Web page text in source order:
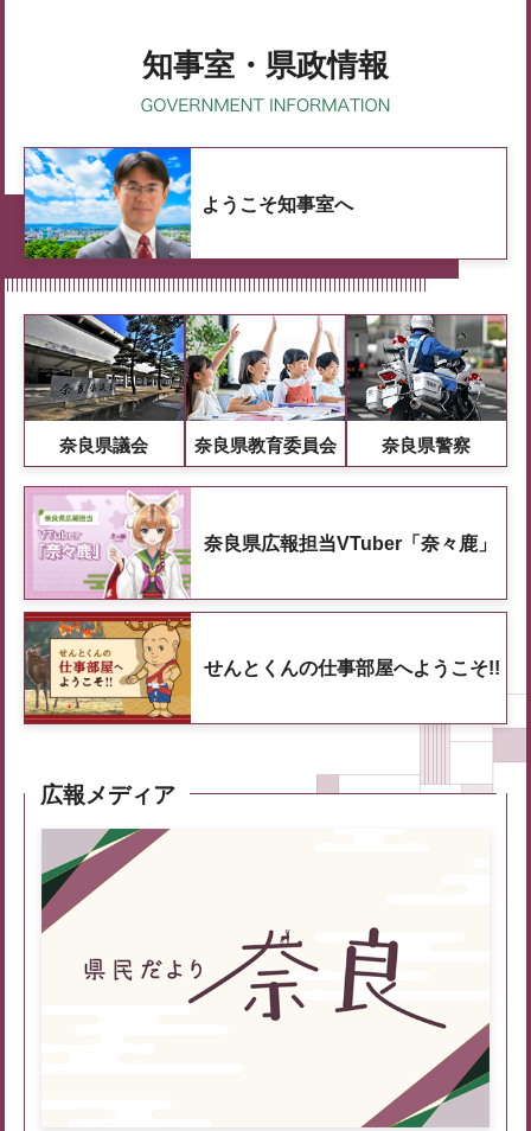
知事室・県政情報
ようこそ知事室へ
奈良県議会 奈良県教育委員会 奈良県警察
奈良県広報担当VTuber「奈々鹿」
せんとくんの仕事部屋へようこそ!!
広報メディア